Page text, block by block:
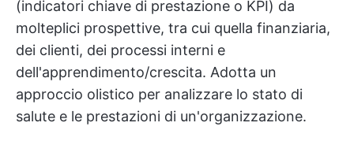
(indicatori chiave di prestazione o KPI) da
molteplici prospettive, tra cui quella finanziaria,
dei clienti, dei processi interni e
dell'apprendimento/crescita. Adotta un
approccio olistico per analizzare lo stato di
salute e le prestazioni di un'organizzazione.